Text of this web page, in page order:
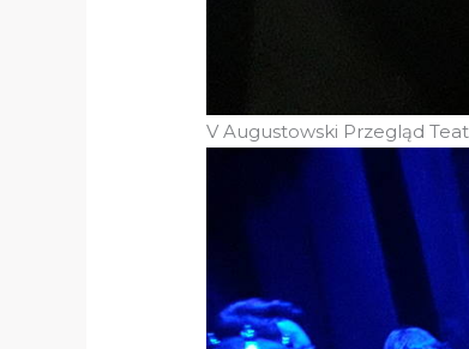
V Augustowski Przegląd